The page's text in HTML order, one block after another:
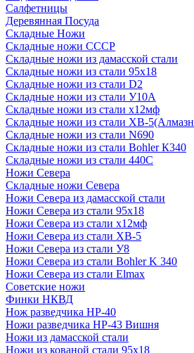
Салфетницы
Деревянная Посуда
Складные Ножи
Cкладные ножи СССР
Складные ножи из дамасской стали
Складные ножи из стали 95х18
Складные ножи из стали D2
Складные ножи из стали У10А
Складные ножи из стали х12мф
Складные ножи из стали ХВ-
Складные ножи из стали N690
Складные ножи из стали Bohler К340
Складные ножи из стали 440С
Ножи Севера
Складные ножи Севера
Ножи Севера из дамасской стали
Ножи Севера из стали 95х18
Ножи Севера из стали х12мф
Ножи Севера из стали ХВ-5
Ножи Севера из стали У8
Ножи Севера из стали Bohler K 340
Ножи Севера из стали Elmax
Советские ножи
Финки НКВД
Нож разведчика НР-40
Ножи разведчика НР-43 Вишня
Ножи из дамасской стали
Ножи из кованой стали 95х18